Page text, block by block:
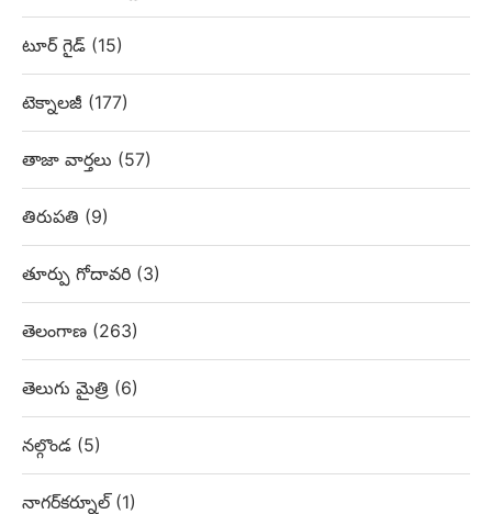
టూర్ గైడ్ (15)
టెక్నాలజీ (177)
తాజా వార్తలు (57)
తిరుపతి (9)
తూర్పు గోదావరి (3)
తెలంగాణ (263)
తెలుగు మైత్రి (6)
నల్గొండ (5)
నాగర్‌కర్నూల్ (1)